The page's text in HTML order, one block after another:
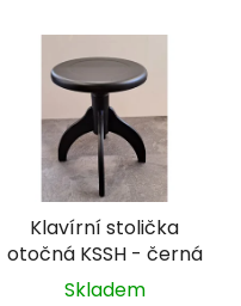
Klavírní stolička
otočná KSSH - černá
Skladem